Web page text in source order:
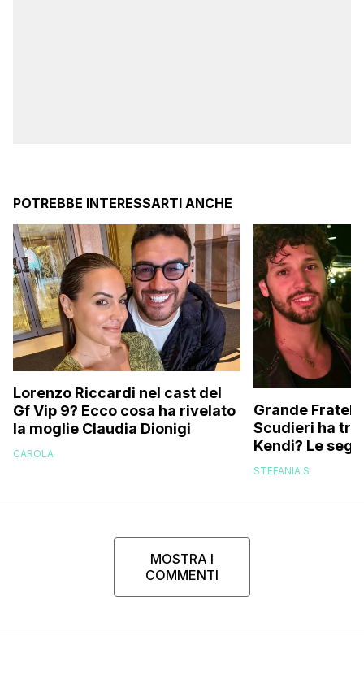
POTREBBE INTERESSARTI ANCHE
Lorenzo Riccardi nel cast del
Gf Vip 9? Ecco cosa ha rivelato
la moglie Claudia Dionigi
CAROLA
Grande
Scudieri ha
Kendi? Le
replica dell’ex
STEFANIA S
MOSTRA I
COMMENTI